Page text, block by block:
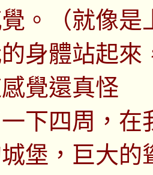
。（就像是
身體站起來
覺還真怪
下四周，在
堡，巨大